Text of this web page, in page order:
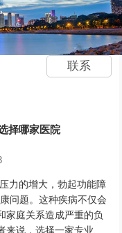
联系
择哪家医院
力的增大，勃起功能障
问题。这种疾病不仅会
家庭关系造成严重的负
说，选择一家专业、